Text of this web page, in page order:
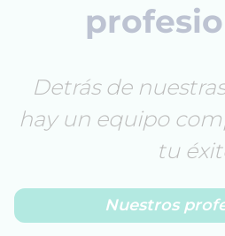
Detrás de
hay un equipo
tu
Nuestros